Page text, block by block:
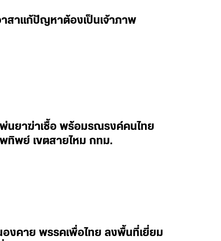
สาแก้ปัญหาต้องเป็นเจ้าภาพ
นยาฆ่าเชื้อ พร้อมรณรงค์คนไทย
ทิพย์ เขตสายไหม กทม.
งคาย พรรคเพื่อไทย ลงพื้นที่เยี่ยม